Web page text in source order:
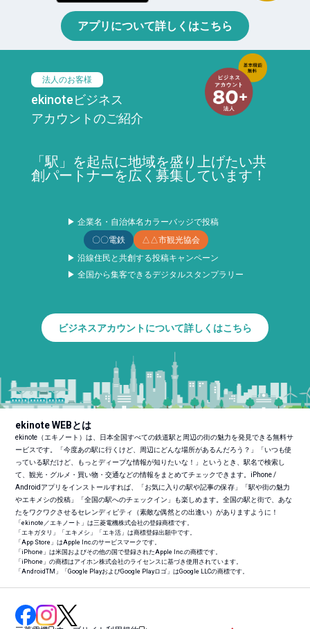
アプリについて詳しくはこちら
法人のお客様
ekinoteビジネス
アカウントのご紹介
「駅」を起点に地域を盛り上げたい共
創パートナーを広く募集しています！
▶ 企業名・自治体名カラーバッジで投稿
〇〇電鉄
△△市観光協会
▶ 沿線住民と共創する投稿キャンペーン
▶ 全国から集客できるデジタルスタンプラリー
ビジネスアカウントについて詳しくはこちら
ekinote WEBとは
ekinote（エキノート）は、日本全国すべての鉄道駅と周辺の街の魅力を発見できる無料サ
ービスです。「今度あの駅に行くけど、周辺にどんな場所があるんだろう？」「いつも使
っている駅だけど、もっとディープな情報が知りたいな！」というとき、駅名で検索し
て、観光・グルメ・買い物・交通などの情報をまとめてチェックできます。iPhone /
Androidアプリをインストールすれば、「お気に入りの駅や記事の保存」「駅や街の魅力
やエキメシの投稿」「全国の駅へのチェックイン」も楽しめます。全国の駅と街で、あな
たをワクワクさせるセレンディピティ（素敵な偶然との出逢い）がありますように！
「ekinote／エキノート」は三菱電機株式会社の登録商標です。
「エキガタリ」「エキメシ」「エキ活」は商標登録出願中です。
「App Store」はApple Inc.のサービスマークです。
「iPhone」は米国およびその他の国で登録されたApple Inc.の商標です。
「iPhone」の商標はアイホン株式会社のライセンスに基づき使用されています。
「AndroidTM 」「Google PlayおよびGoogle Playロゴ」はGoogle LLCの商標です。